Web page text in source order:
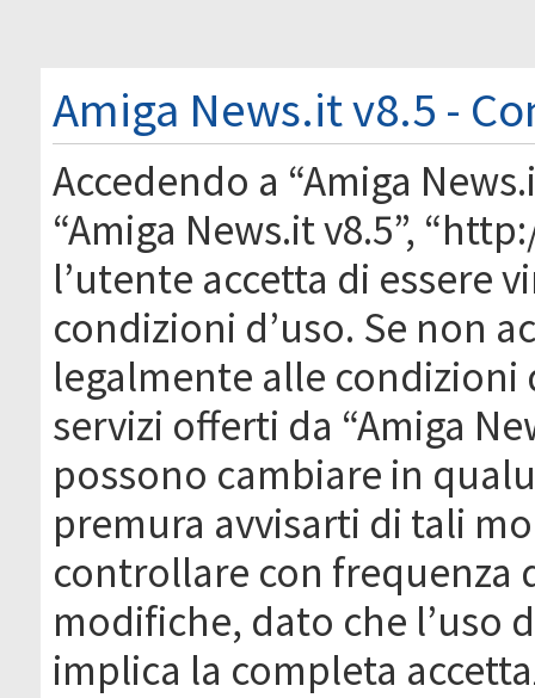
Amiga News.it v8.5 -
Accedendo a “Amiga
“Amiga News.it v8.5”,
l’utente accetta di essere
condizioni d’uso. Se non
legalmente alle condizioni
servizi offerti da “Amiga
possono cambiare in
premura avvisarti di tali
controllare con frequenza
modifiche, dato che l’uso
implica la completa